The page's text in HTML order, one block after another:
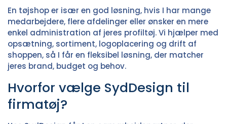
En tøjshop er især en god løsning, hvis I har mange
medarbejdere, flere afdelinger eller ønsker en mere
enkel administration af jeres profiltøj. Vi hjælper med
opsætning, sortiment, logoplacering og drift af
shoppen, så I får en fleksibel løsning, der matcher
jeres brand, budget og behov.
Hvorfor vælge SydDesign til
firmatøj?